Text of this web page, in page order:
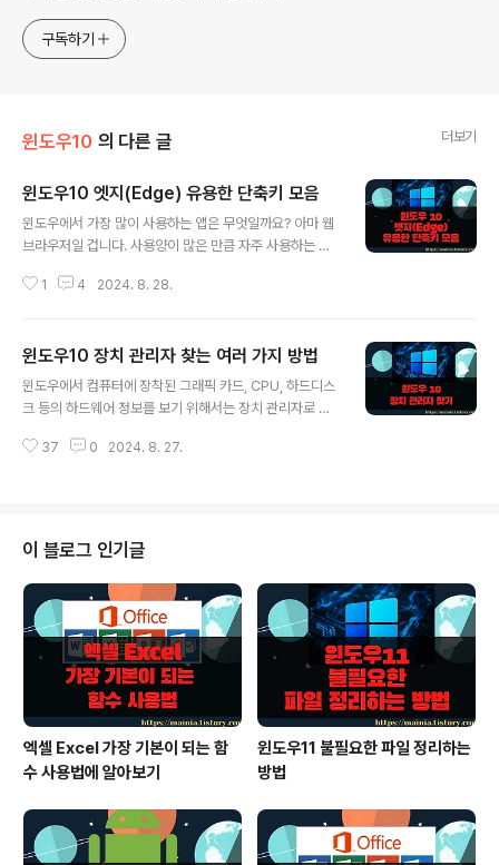
구독하기
윈도우10 의 다른 글 더보기
윈도우10 엣지(Edge) 유용한 단축키 모음
윈도우에서 가장 많이 사용하는 앱은 무엇일까요? 아마 웹
브라우저일 겁니다. 사용양이 많은 만큼 자주 사용하는 웹
율을 높일 수 있을 뿐만 아니라 편하기 때문입니다. 그리고
Ctrl + F : 웹 페이지 내에 텍스트를 검색할 때 사용하는 기
능입니다. 단축키를 클릭하면 화면 상단에 검색창이 나타
납니다. 웹 페이지 전체에서 찾은 검색어가 몇 개인지 알 수
보여줍니다. ▼ Ctrl + J : 파일 다운로드 관리 페이지로
1 4 2024. 8. 28.
윈도우10 장치 관리자 찾는 여러 가지 방법
윈도우에서 컴퓨터에 장착된 그래픽 카드, CPU, 하드디스
크 등의 하드웨어 정보를 보기 위해서는 장치 관리자로 들
운 환경에 익숙하지 않아서 어떻게 장치 관리자로 들어가
를 눌러 보세요. 빠른 실행 메뉴가 관리 가 있습니다. 관리
메뉴를 클릭해서 컴퓨터 관리 대화상자를 띄웁니다. ▼ 컴
퓨터 관리 화면 왼쪽 사이드에 장치 관리자 메뉴를 통해서
접속할 수 있습니다. ◎ 제어판을 통해 접속 ▼ 다음은
검색을 통해 제어판 관리화면을 띄웁니다. 예전 윈도우7
에서 접속하던 방식..
37 0 2024. 8. 27.
이 블로그 인기글
엑셀 Excel 가장 기본이 되는 함
수 사용법에 알아보기
윈도우11 불필요한 파일 정리하는
방법